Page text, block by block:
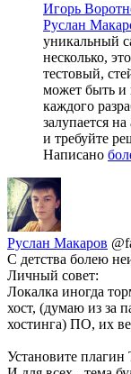
Игорь
Руслан
уникальный
несколько,
тестовый,
может быть и
каждого
залупается
и требуйте
Написано
Руслан Макаров
С детства болею
Личный совет:
Локалка иногда
хост, (думаю из за
хостинга) ПО, их
Установите плагин